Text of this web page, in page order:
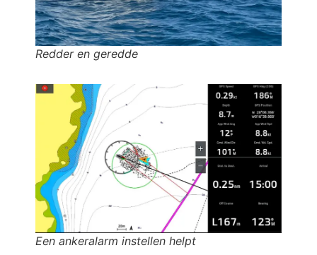
Redder en geredde
Een ankeralarm instellen helpt